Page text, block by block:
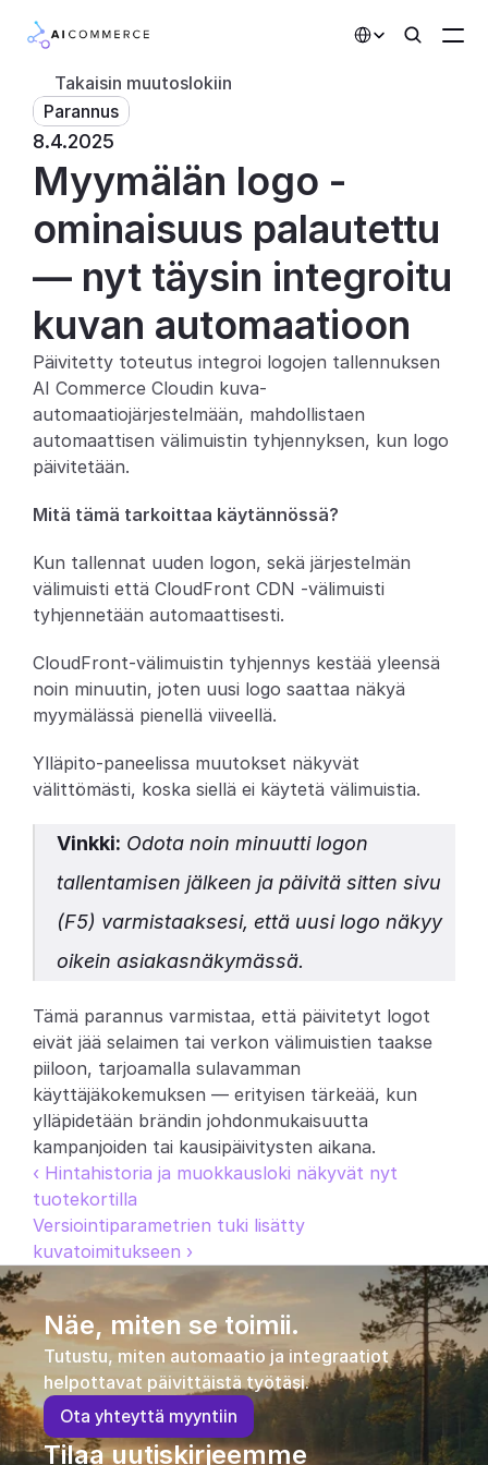
AI-toiminnot
Kumppanit
Hinnoittelu
Kehittäjille
Integraatiot
Blogi
Partners
Asiakkaat
Tekoälyominaisuudet
Muutosloki
Kehittäjille
Tietoa
Va raa demo
Takaisin muutoslokiin
Parannus
8.4.2025
Myymälän logo -
ominaisuus palautettu
— nyt täysin integroitu
kuvan automaatioon
Päivitetty toteutus integroi logojen tallennuksen
AI Commerce Cloudin kuva-
automaatiojärjestelmään, mahdollistaen
automaattisen välimuistin tyhjennyksen, kun logo
päivitetään.
Mitä tämä tarkoittaa käytännössä?
Kun tallennat uuden logon, sekä järjestelmän
välimuisti että CloudFront CDN -välimuisti
tyhjennetään automaattisesti.
CloudFront-välimuistin tyhjennys kestää yleensä
noin minuutin, joten uusi logo saattaa näkyä
myymälässä pienellä viiveellä.
Ylläpito-paneelissa muutokset näkyvät
välittömästi, koska siellä ei käytetä välimuistia.
Vinkki: Odota noin minuutti logon
tallentamisen jälkeen ja päivitä sitten sivu
(F5) varmistaaksesi, että uusi logo näkyy
oikein asiakasnäkymässä.
Tämä parannus varmistaa, että päivitetyt logot
eivät jää selaimen tai verkon välimuistien taakse
piiloon, tarjoamalla sulavamman
käyttäjäkokemuksen — erityisen tärkeää, kun
ylläpidetään brändin johdonmukaisuutta
kampanjoiden tai kausipäivitysten aikana.
‹ Hintahistoria ja muokkausloki näkyvät nyt
tuotekortilla
Versiointiparametrien tuki lisätty
kuvatoimitukseen ›
Näe, miten se toimii.
Tutustu, miten automaatio ja integraatiot
helpottavat päivittäistä työtäsi.
Ota yhteyttä myyntiin
Tilaa uutiskirjeemme